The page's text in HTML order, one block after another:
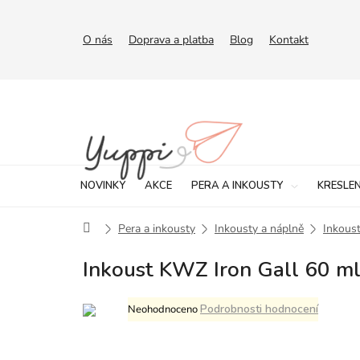
O nás Doprava a platba Blog Kontakt
NOVINKY AKCE PERA A INKOUSTY
DomůPera a inkousty Inkousty a náplně
Inkoust KWZ Iron Gall 60
Průměrné
hodnocení
NeohodnocenoPodrobnosti hodnocení